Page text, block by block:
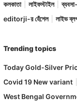
কলকাতা
লাইফস্টাইল
editorji-র হেঁশেল
লাইভ
Trending topics
Today Gold-Silver
Covid 19 New variant
West Bengal